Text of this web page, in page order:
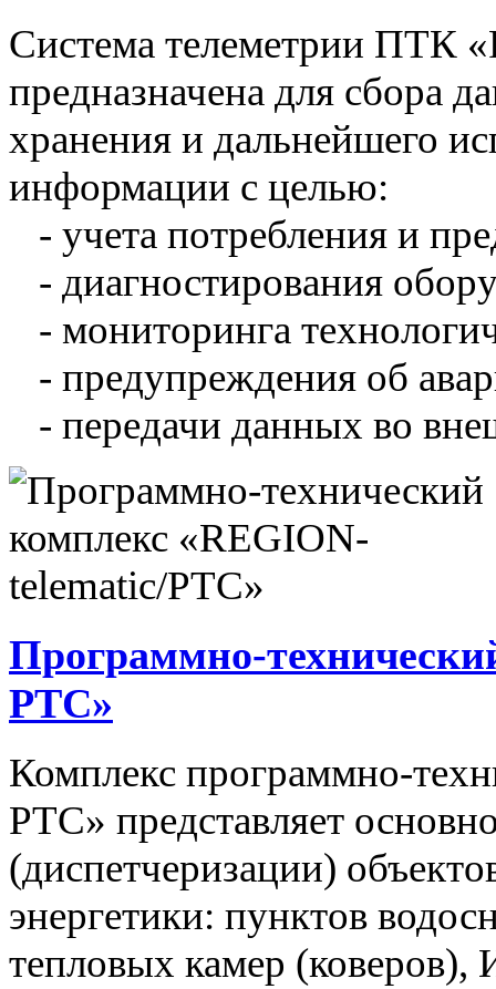
Система телеметрии ПТК
предназначена для сбора
хранения и дальнейшего
информации с целью:
- учета потребления и
- диагностирования
- мониторинга
- предупреждения об
- передачи данных во
Программно-
РТС»
Комплекс программно-
РТС» представляет
(диспетчеризации)
энергетики: пунктов
тепловых камер